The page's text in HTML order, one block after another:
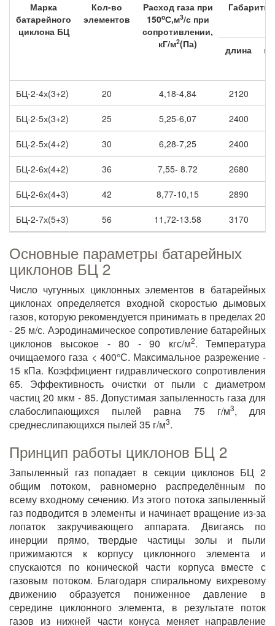
Марка
батарейного
циклона БЦ
Кол-во
элементов
Расход газа при
150oС,м3/с при
сопротивлении,
кГ/м2(Па) длина
БЦ-2-4х(3+2) 20 4,18-4,84 2120
БЦ-2-5х(3+2) 25 5,25-6,07 2400
БЦ-2-5х(4+2) 30 6,28-7,25 2400
БЦ-2-6х(4+2) 36 7,55- 8.72 2680
БЦ-2-6х(4+3) 42 8,77-10,15 2890
БЦ-2-7х(5+3) 56 11,72-13.58 3170
Основные параметры батарейных
циклонов БЦ 2
Число чугунных циклонных элементов в батарейных
циклонах определяется входной скоростью дымовых
газов, которую рекомендуется принимать в пределах 20
- 25 м/с. Аэродинамическое сопротивление батарейных
циклонов высокое - 80 - 90 кгс/м2. Температура
очищаемого газа < 400°С. Максимальное разрежение -
15 кПа. Коэффициент гидравлического сопротивления
65. Эффективность очистки от пыли с диаметром
частиц 20 мкм - 85. Допустимая запыленность газа для
слабослипающихся пылей равна 75 г/м3, для
среднеслипающихся пылей 35 г/м3.
Принцип работы циклонов БЦ 2
Запыленный газ попадает в секции циклонов БЦ 2
общим потоком, равномерно распределённым по
всему входному сечению. Из этого потока запыленный
газ подводится в элементы и начинает вращение из-за
лопаток закручивающего аппарата. Двигаясь по
инерции прямо, твердые частицы золы и пыли
прижимаются к корпусу циклонного элемента и
спускаются по конической части корпуса вместе с
газовым потоком. Благодаря спиральному вихревому
движению образуется пониженное давление в
середине циклонного элемента, в результате поток
газов из нижней части конуса меняет направление